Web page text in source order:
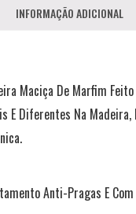
INFORMAÇÃO ADICIONAL
Maciça De Marfim
E Diferentes Na Madeira,
Anti-Pragas E